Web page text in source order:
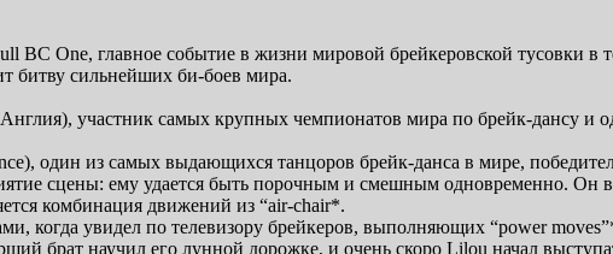
BC One, главное событие в жизни мировой брейкеровской тусовки в
битву сильнейших би-боев мира.
участник самых крупных чемпионатов мира по брейк-дансу
один из самых выдающихся танцоров брейк-данса в мире,
сцены: ему удается быть порочным и смешным одновременно. Он
комбинация движений из “air-chair*.
когда увидел по телевизору брейкеров, выполняющих “power
брат научил его лунной дорожке, и очень скоро Lilou начал